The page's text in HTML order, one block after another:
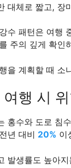
대체로 짧고, 장
수 패턴은 여행
주의 깊게 확인
을 계획할 때 소
여행 시
홍수와 도로 침
년 대비 20% 이
발생률도 높아